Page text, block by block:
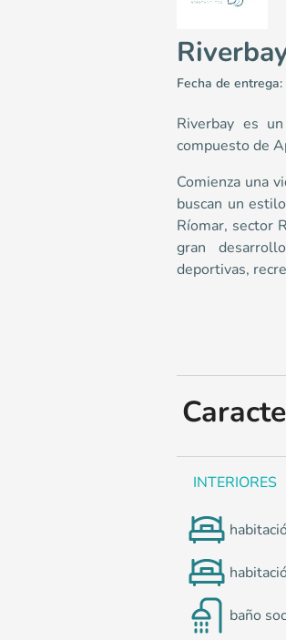
Apartamentos en Barranquilla
Fecha de
Riverbay es
compuesto de
Comienza una
buscan un
Ríomar, sector
gran
deportivas,
INTERIORES
baño